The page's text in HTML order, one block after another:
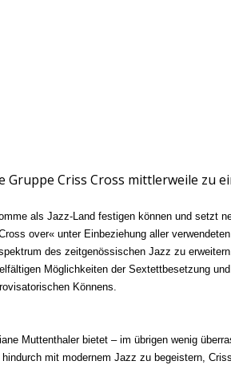
Criss Cross mittlerweile zu
als Jazz-Land festigen können und setzt
over« unter Einbeziehung aller
des zeitgenössischen Jazz zu
Möglichkeiten der Sextettbesetzung
Könnens.
Muttenthaler bietet – im übrigen wenig
mit modernem Jazz zu begeistern,